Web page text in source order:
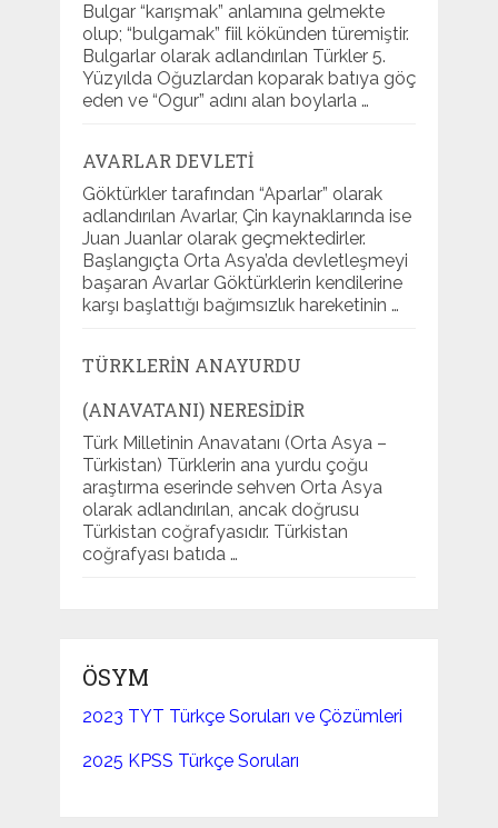
Bulgar “karışmak” anlamına gelmekte
olup; “bulgamak” fiil kökünden türemiştir.
Bulgarlar olarak adlandırılan Türkler 5.
Yüzyılda Oğuzlardan koparak batıya göç
eden ve “Ogur” adını alan boylarla …
AVARLAR DEVLETI
Göktürkler tarafından “Aparlar” olarak
adlandırılan Avarlar, Çin kaynaklarında ise
Juan Juanlar olarak geçmektedirler.
Başlangıçta Orta Asya’da devletleşmeyi
başaran Avarlar Göktürklerin kendilerine
karşı başlattığı bağımsızlık hareketinin …
TÜRKLERIN ANAYURDU
(ANAVATANI) NERESIDIR
Türk Milletinin Anavatanı (Orta Asya –
Türkistan) Türklerin ana yurdu çoğu
araştırma eserinde sehven Orta Asya
olarak adlandırılan, ancak doğrusu
Türkistan coğrafyasıdır. Türkistan
coğrafyası batıda …
ÖSYM
2023 TYT Türkçe Soruları ve Çözümleri
2025 KPSS Türkçe Soruları